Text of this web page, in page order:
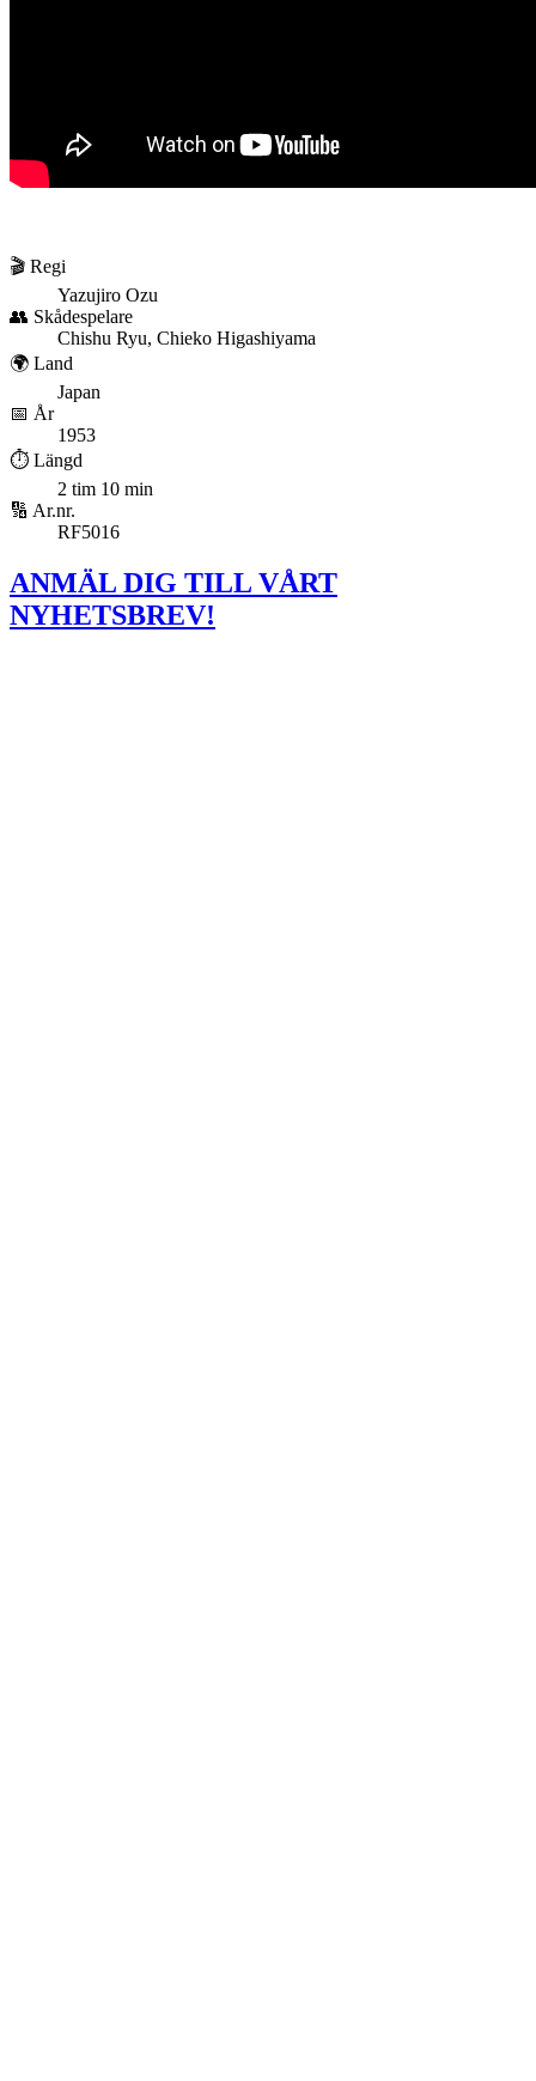
🎬 Regi
Yazujiro Ozu
👥 Skådespelare
Chishu Ryu, Chieko Higashiyama
🌍 Land
Japan
📅 År
1953
⏱️ Längd
2 tim 10 min
🔢 Ar.nr.
RF5016
ANMÄL DIG TILL VÅRT
NYHETSBREV!